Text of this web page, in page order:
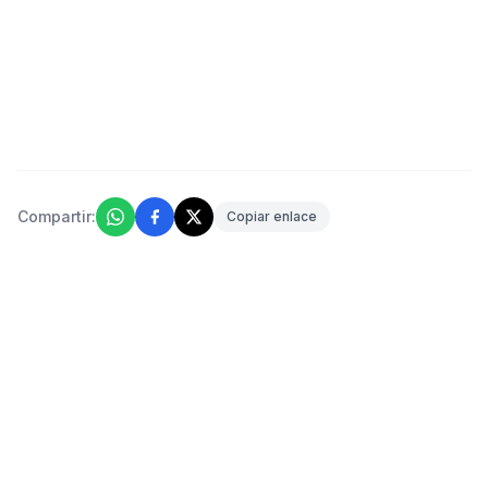
Compartir: Copiar enlace